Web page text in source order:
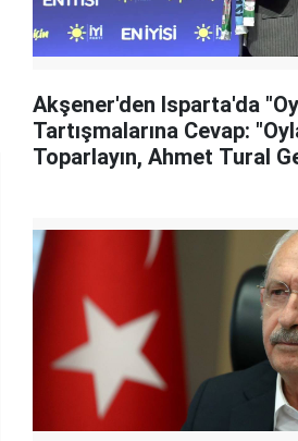
Akşener'den Isparta'da
Tartışmalarına Cevap:
Toparlayın, Ahmet Tural